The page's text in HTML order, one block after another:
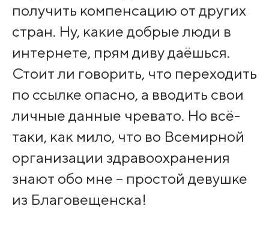
получить компенсацию от других
стран. Ну, какие добрые люди в
интернете, прям диву даёшься.
Стоит ли говорить, что переходить
по ссылке опасно, а вводить свои
личные данные чревато. Но всё-
таки, как мило, что во Всемирной
организации здравоохранения
знают обо мне – простой девушке
из Благовещенска!